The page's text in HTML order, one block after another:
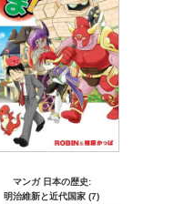
マンガ 日本の歴史:
明治維新と近代国家 (7)